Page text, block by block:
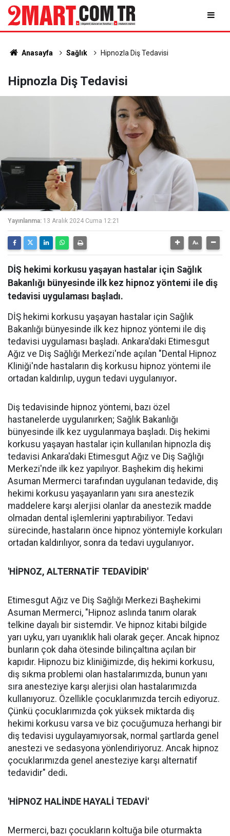
Anasayfa Sağlık Hipnozla Diş Tedavisi
Hipnozla Diş Tedavisi
Yayınlanma: 13 Aralık 2024 Cuma 12:21
DİŞ hekimi korkusu yaşayan hastalar için Sağlık
Bakanlığı bünyesinde ilk kez hipnoz yöntemi ile diş
tedavisi uygulaması başladı.
DİŞ hekimi korkusu yaşayan hastalar için Sağlık
Bakanlığı bünyesinde ilk kez hipnoz yöntemi ile diş
tedavisi uygulaması başladı. Ankara'daki Etimesgut
Ağız ve Diş Sağlığı Merkezi'nde açılan "Dental Hipnoz
Kliniği'nde hastaların diş korkusu hipnoz yöntemi ile
ortadan kaldırılıp, uygun tedavi uygulanıyor.
Diş tedavisinde hipnoz yöntemi, bazı özel
hastanelerde uygulanırken; Sağlık Bakanlığı
bünyesinde ilk kez uygulanmaya başladı. Diş hekimi
korkusu yaşayan hastalar için kullanılan hipnozla diş
tedavisi Ankara'daki Etimesgut Ağız ve Diş Sağlığı
Merkezi'nde ilk kez yapılıyor. Başhekim diş hekimi
Asuman Mermerci tarafından uygulanan tedavide, diş
hekimi korkusu yaşayanların yanı sıra anestezik
maddelere karşı alerjisi olanlar da anestezik madde
olmadan dental işlemlerini yaptırabiliyor. Tedavi
sürecinde, hastaların önce hipnoz yöntemiyle korkuları
ortadan kaldırılıyor, sonra da tedavi uygulanıyor.
'HİPNOZ, ALTERNATİF TEDAVİDİR'
Etimesgut Ağız ve Diş Sağlığı Merkezi Başhekimi
Asuman Mermerci, "Hipnoz aslında tanım olarak
telkine dayalı bir sistemdir. Ve hipnoz kitabi bilgide
yarı uyku, yarı uyanıklık hali olarak geçer. Ancak hipnoz
bunların çok daha ötesinde bilinçaltına açılan bir
kapıdır. Hipnozu biz kliniğimizde, diş hekimi korkusu,
diş sıkma problemi olan hastalarımızda, bunun yanı
sıra anesteziye karşı alerjisi olan hastalarımızda
kullanıyoruz. Özellikle çocuklarımızda tercih ediyoruz.
Çünkü çocuklarımızda çok yüksek miktarda diş
hekimi korkusu varsa ve biz çocuğumuza herhangi bir
diş tedavisi uygulayamıyorsak, normal şartlarda genel
anestezi ve sedasyona yönlendiriyoruz. Ancak hipnoz
çocuklarımızda genel anesteziye karşı alternatif
tedavidir" dedi.
'HİPNOZ HALİNDE HAYALİ TEDAVİ'
Mermerci, bazı çocukların koltuğa bile oturmakta